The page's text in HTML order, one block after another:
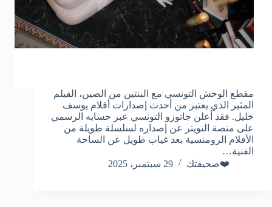
مقطع الوحش التونسي مع البنتين من الصين، الفيلم
المثير الذي يعتبر من أحدث إصدارات أفلام يوسف
خليل. فقد أعلن جاتوزو التونسي عبر حسابه الرسمي
على منصة التويتر عن إصداره لسلسلة طويلة من
الأفلام الرومنسية بعد غياب طويل عن الساحة
الفنية…
❤️صحيفتك
29 سبتمبر، 2025